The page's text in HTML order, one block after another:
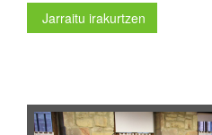
Jarraitu irakurtzen